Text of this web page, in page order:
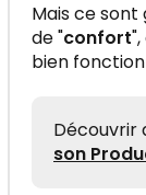
Mais ce
de "confort
bien
Découvrir
son